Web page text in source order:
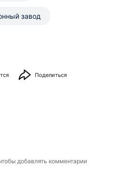
завод
Поделиться
добавлять комментарии